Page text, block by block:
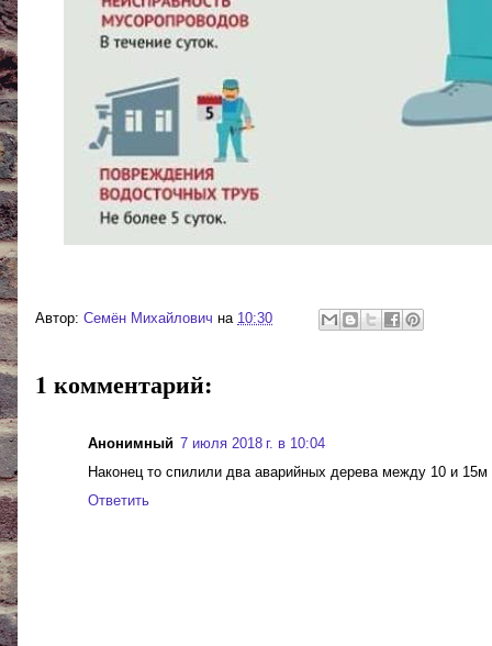
Автор: Cемён Михайлович на 10:30
1 комментарий:
Анонимный 7 июля 2018 г. в 10:04
Наконец то спилили два аварийных дерева между 10 и
Ответить